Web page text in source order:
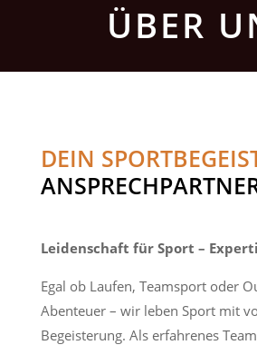
ÜBER
DEIN
Leidenschaft für Sport –
Egal ob Laufen, Teamsport oder
Abenteuer – wir leben Sport mit
Begeisterung. Als erfahrenes